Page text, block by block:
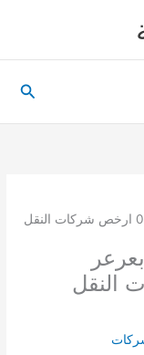
افضل 21 شركة نقل عفش بعرعر 0552114463 ارخص شركات النقل
النقل